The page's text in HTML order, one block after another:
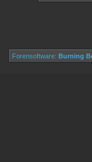
Forensoftware: Burning